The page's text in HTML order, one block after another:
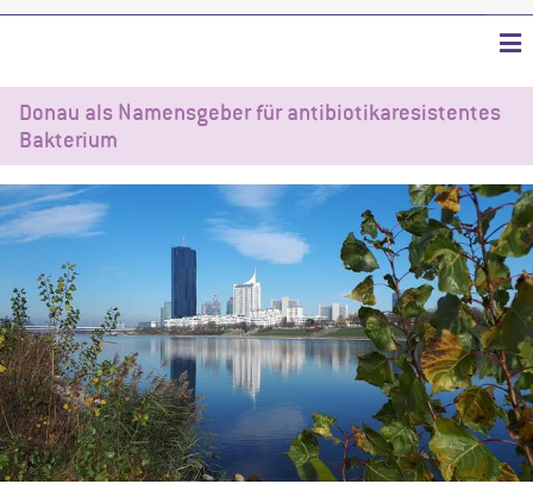
Donau als Namensgeber für antibiotikaresistentes
Bakterium